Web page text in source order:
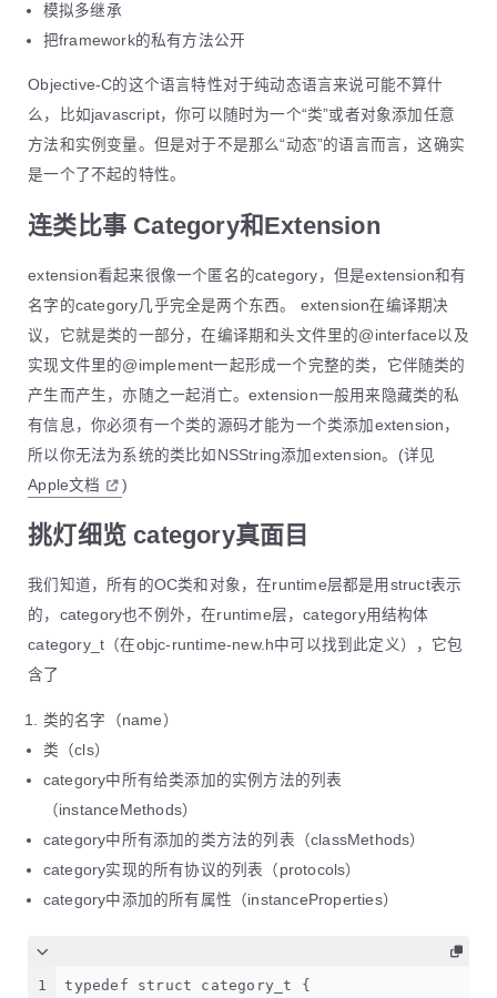
模拟多继承
把framework的私有方法公开
Objective-C的这个语言特性对于纯动态语言来说可能不算什
么，比如javascript，你可以随时为一个“类”或者对象添加任意
方法和实例变量。但是对于不是那么“动态”的语言而言，这确实
是一个了不起的特性。
连类比事 Category和Extension
extension看起来很像一个匿名的category，但是extension和有
名字的category几乎完全是两个东西。 extension在编译期决
议，它就是类的一部分，在编译期和头文件里的@interface以及
实现文件里的@implement一起形成一个完整的类，它伴随类的
产生而产生，亦随之一起消亡。extension一般用来隐藏类的私
有信息，你必须有一个类的源码才能为一个类添加extension，
所以你无法为系统的类比如NSString添加extension。(详见
Apple文档
)
挑灯细览 category真面目
我们知道，所有的OC类和对象，在runtime层都是用struct表示
的，category也不例外，在runtime层，category用结构体
category_t（在objc-runtime-new.h中可以找到此定义），它包
含了
类的名字（name）
类（cls）
category中所有给类添加的实例方法的列表
（instanceMethods）
category中所有添加的类方法的列表（classMethods）
category实现的所有协议的列表（protocols）
category中添加的所有属性（instanceProperties）
1
typedef struct category_t {